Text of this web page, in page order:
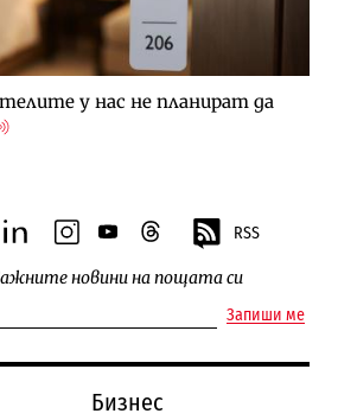
у нас не планират да
linkedininstagram
youtubethreads RSS
новини на пощата си
Запиши ме
Бизнес